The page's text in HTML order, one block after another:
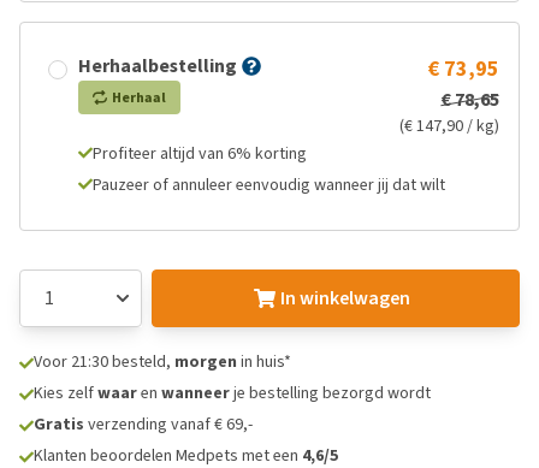
Herhaalbestelling
Herhaal
€ 73,95
€ 78,65
(€ 147,90 / kg)
Profiteer altijd van 6% korting
Pauzeer of annuleer eenvoudig wanneer jij dat wilt
In winkelwagen
Voor 21:30 besteld, morgen in huis*
Kies zelfwaaren wanneerje bestelling bezorgd wordt
Gratis verzending vanaf € 69,-
Klanten beoordelen Medpets met een 4,6/5